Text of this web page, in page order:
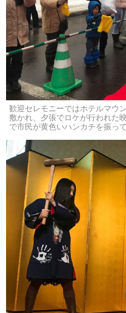
歓迎セレモニーではホテルマウ
敷かれ、夕張でロケが行われた
で市民が黄色いハンカチを振っ